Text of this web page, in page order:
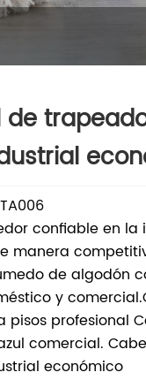
de
confiable en la
manera
de algodón
y
pisos profesional
comercial.
económico